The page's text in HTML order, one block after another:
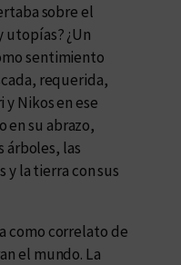
sobre el
utopías? ¿Un
sentimiento
requerida,
y Nikos en ese
en su abrazo,
árboles, las
y la tierra con sus
como correlato de
el mundo. La